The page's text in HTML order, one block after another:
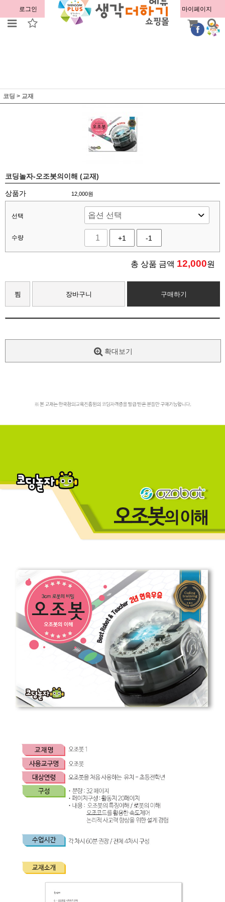
로그인 회원가입 주문조회 마이페이지
코딩 > 교재
코딩놀자-오조봇의이해 (교재)
상품가 12,000원
선택
수량 +1 -1
총 상품 금액 12,000원
찜 장바구니 구매하기
확대보기